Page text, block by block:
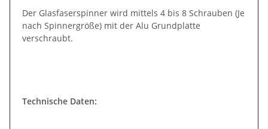
Der Glasfaserspinner wird mittels 4 bis 8 Schrauben (Je
nach Spinnergröße) mit der Alu Grundplatte
verschraubt.
Technische Daten: